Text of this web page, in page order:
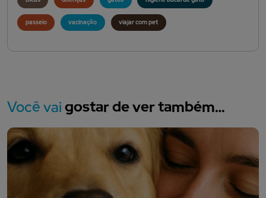
passeio vacinação viajar com pet
Você vaigostar de ver também…